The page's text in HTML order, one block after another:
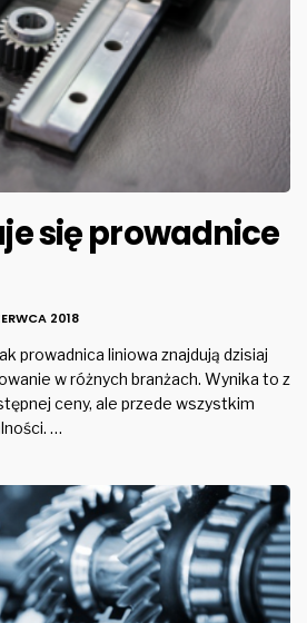
się prowadnice
2018
prowadnica liniowa znajdują dzisiaj
w różnych branżach. Wynika to z
ceny, ale przede wszystkim
…